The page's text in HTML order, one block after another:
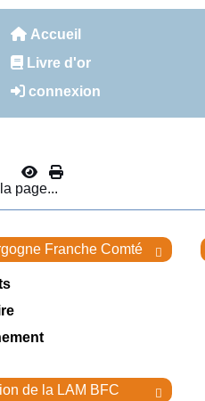
Accueil
Livre d'or
connexion
page...

Franche Comté

de la LAM BFC